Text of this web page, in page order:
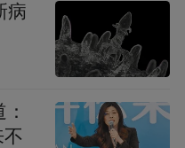
病
不